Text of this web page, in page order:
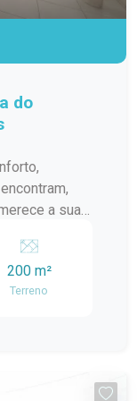
do
a sua
de sol
posto de
200 m²
Terreno